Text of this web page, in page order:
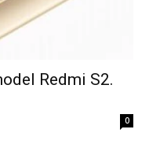
Redmi S2.
0